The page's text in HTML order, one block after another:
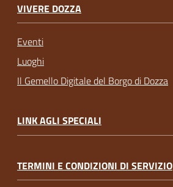
VIVERE DOZZA
Eventi
Luoghi
Il Gemello Digitale del Borgo di Dozza
LINK AGLI SPECIALI
TERMINI E CONDIZIONI DI SERVIZIO